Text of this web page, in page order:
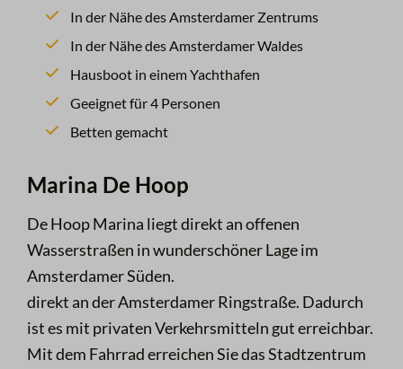
In der Nähe des Amsterdamer Zentrums
In der Nähe des Amsterdamer Waldes
Hausboot in einem Yachthafen
Geeignet für 4 Personen
Betten gemacht
Marina De Hoop
De Hoop Marina liegt direkt an offenen
Wasserstraßen in wunderschöner Lage im
Amsterdamer Süden.
direkt an der Amsterdamer Ringstraße. Dadurch
ist es mit privaten Verkehrsmitteln gut erreichbar.
Mit dem Fahrrad erreichen Sie das Stadtzentrum